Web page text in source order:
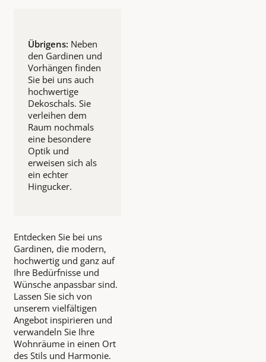
Übrigens: Neben
den Gardinen und
Vorhängen finden
Sie bei uns auch
hochwertige
Dekoschals. Sie
verleihen dem
Raum nochmals
eine besondere
Optik und
erweisen sich als
ein echter
Hingucker.
Entdecken Sie bei uns
Gardinen, die modern,
hochwertig und ganz auf
Ihre Bedürfnisse und
Wünsche anpassbar sind.
Lassen Sie sich von
unserem vielfältigen
Angebot inspirieren und
verwandeln Sie Ihre
Wohnräume in einen Ort
des Stils und Harmonie.